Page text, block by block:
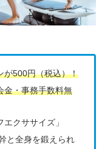
が500円（税込）！
金・事務手数料無
クササイズ」
と全身を鍛えられ